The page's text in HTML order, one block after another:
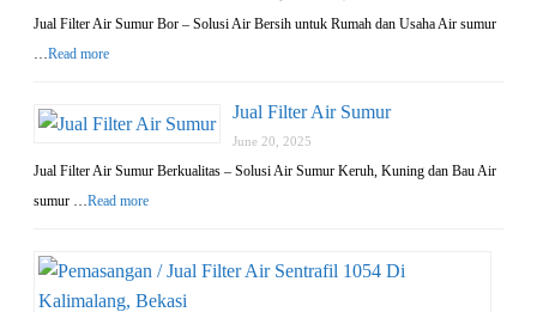
Jual Filter Air Sumur Bor – Solusi Air Bersih untuk Rumah dan Usaha Air sumur
…Read more
Jual Filter Air Sumur
June 20, 2025
Jual Filter Air Sumur Berkualitas – Solusi Air Sumur Keruh, Kuning dan Bau Air
sumur …Read more